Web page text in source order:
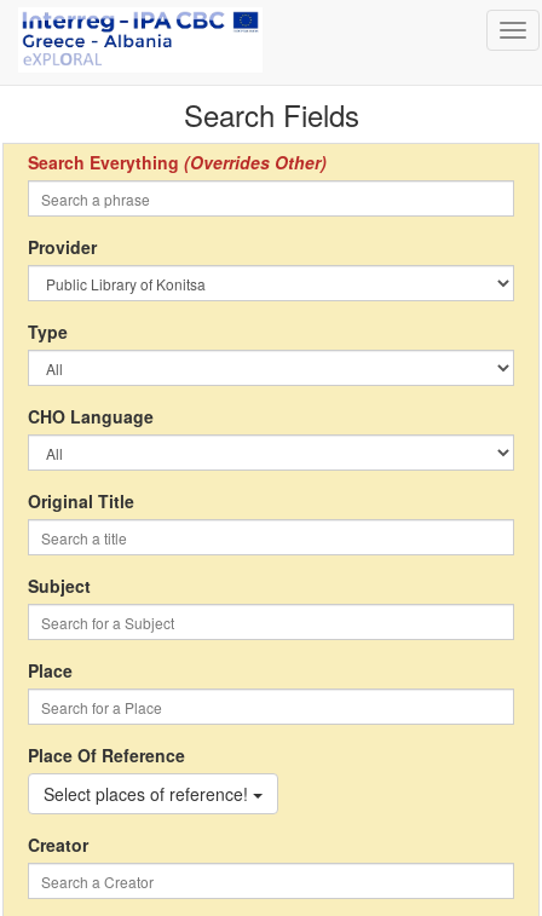
Search Fields
Search Everything (Overrides Other)
Provider
Type
CHO Language
Original Title
Subject
Place
Place Of Reference
Select places of reference!
Creator